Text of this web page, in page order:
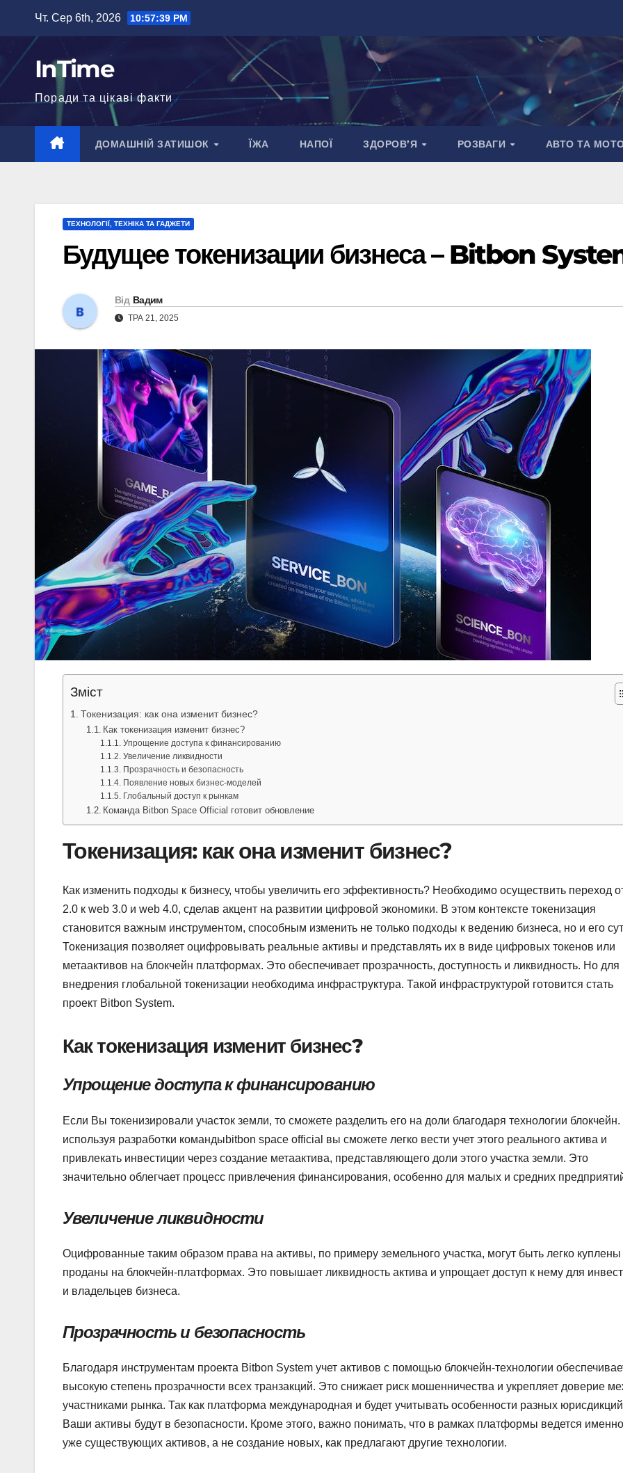
вмісту
Чт. Сер 6th, 2026 10:57:40 PM
InTime
Поради та цікаві факти
ДОМАШНІЙ ЗАТИШОК ЇЖА НАПОЇ ЗДОРОВ’Я РОЗВАГИ АВТО ТА
ТЕХНОЛОГІЇ, ТЕХНІКА ТА ГАДЖЕТИ
Будущее токенизации бизнеса – Bitbon
Від Вадим
ТРА 21, 2025
Зміст
Токенизация: как она изменит бизнес?
Как токенизация изменит бизнес?
Упрощение доступа к финансированию
Увеличение ликвидности
Прозрачность и безопасность
Появление новых бизнес-моделей
Глобальный доступ к рынкам
Команда Bitbon Space Official готовит обновление
Токенизация: как она изменит бизнес?
Как изменить подходы к бизнесу, чтобы увеличить его эффективность? Необходимо осуществить переход
2.0 к web 3.0 и web 4.0, сделав акцент на развитии цифровой экономики. В этом контексте токенизация
становится важным инструментом, способным изменить не только подходы к ведению бизнеса, но и его
Токенизация позволяет оцифровывать реальные активы и представлять их в виде цифровых токенов или
метаактивов на блокчейн платформах. Это обеспечивает прозрачность, доступность и ликвидность. Но для
внедрения глобальной токенизации необходима инфраструктура. Такой инфраструктурой готовится стать
проект Bitbon System.
Как токенизация изменит бизнес?
Упрощение доступа к финансированию
Если Вы токенизировали участок земли, то сможете разделить его на доли благодаря технологии
используя разработки командыbitbon space official вы сможете легко вести учет этого реального актива и
привлекать инвестиции через создание метаактива, представляющего доли этого участка земли. Это
значительно облегчает процесс привлечения финансирования, особенно для малых и средних
Увеличение ликвидности
Оцифрованные таким образом права на активы, по примеру земельного участка, могут быть легко
проданы на блокчейн-платформах. Это повышает ликвидность актива и упрощает доступ к нему для
и владельцев бизнеса.
Прозрачность и безопасность
Благодаря инструментам проекта Bitbon System учет активов с помощью блокчейн-технологии
высокую степень прозрачности всех транзакций. Это снижает риск мошенничества и укрепляет доверие
участниками рынка. Так как платформа международная и будет учитывать особенности разных
Ваши активы будут в безопасности. Кроме этого, важно понимать, что в рамках платформы ведется
уже существующих активов, а не создание новых, как предлагают другие технологии.